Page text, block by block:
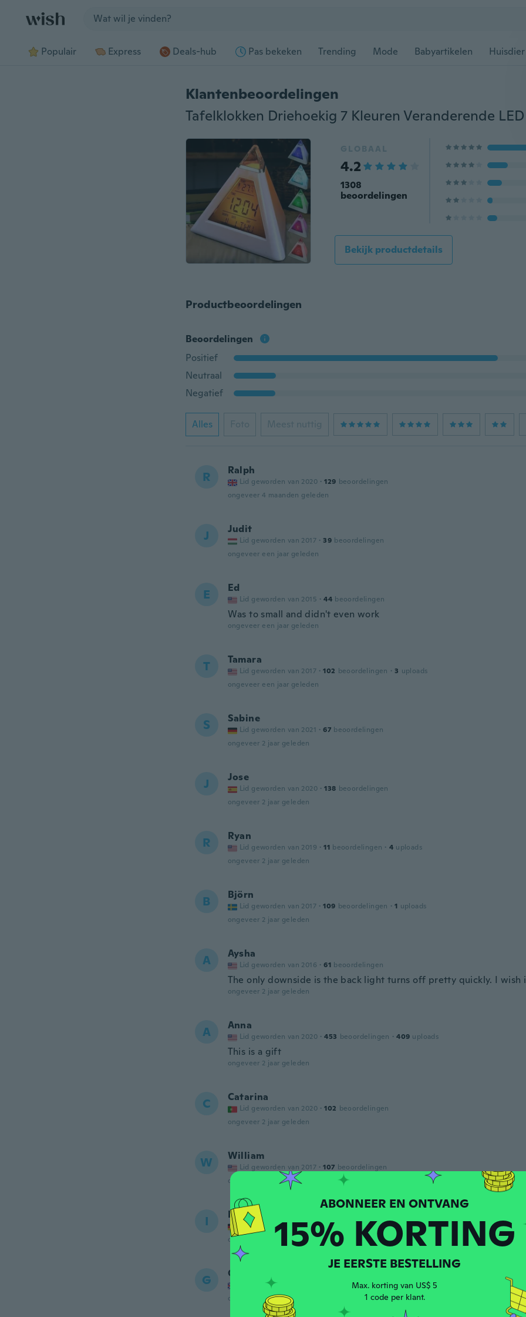
Populair Express Deals-hub Pas bekeken Trending Mode Babyartikelen
Klantenbeoordelingen
GLOBAAL
4.2
1308
beoordelingen
Bekijk productdetails
Productbeoordelingen
Beoordelingen
Positief
Neutraal
Negatief
Alles Foto Meest nuttig
R Ralph
Lid geworden van 2020 · 129 beoordelingen
ongeveer 4 maanden geleden
J Judit
Lid geworden van 2017 · 39 beoordelingen
ongeveer een jaar geleden
E Ed
Lid geworden van 2015 · 44 beoordelingen
Was to small and didn't even work
ongeveer een jaar geleden
T Tamara
Lid geworden van 2017 · 102 beoordelingen · 3 uploads
ongeveer een jaar geleden
S Sabine
Lid geworden van 2021 · 67 beoordelingen
ongeveer 2 jaar geleden
J Jose
Lid geworden van 2020 · 138 beoordelingen
ongeveer 2 jaar geleden
R Ryan
Lid geworden van 2019 · 11 beoordelingen · 4 uploads
ongeveer 2 jaar geleden
B Björn
Lid geworden van 2017 · 109 beoordelingen · 1 uploads
ongeveer 2 jaar geleden
A Aysha
Lid geworden van 2016 · 61 beoordelingen
The only downside is the back light turns off pretty quickly. I wish
ongeveer 2 jaar geleden
A Anna
Lid geworden van 2020 · 453 beoordelingen · 409 uploads
This is a gift
ongeveer 2 jaar geleden
C Catarina
Lid geworden van 2020 · 102 beoordelingen
ongeveer 2 jaar geleden
W William
Lid geworden van 2017 · 107 beoordelingen
ongeveer 2 jaar geleden
I Item
Lid geworden van 2018 · 42
beoordelingen
ongeveer 2 jaar geleden
G Gemma
Lid geworden van 2022
beoordelingen
ongeveer 2 jaar geleden
15% KORTING
JE EERSTE BESTELLING
Max. korting van US$ 5
1 code per klant.